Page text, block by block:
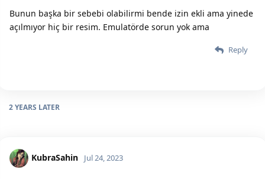
Bunun başka bir sebebi olabilirmi bende izin ekli ama yinede
açılmıyor hiç bir resim. Emulatörde sorun yok ama
Reply
2 YEARS LATER
KubraSahin Jul 24, 2023